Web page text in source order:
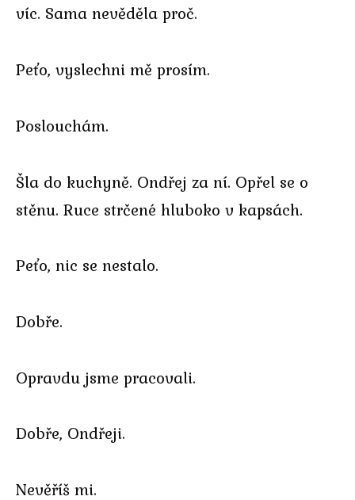
víc. Sama nevěděla proč.
Peťo, vyslechni mě prosím.
Poslouchám.
Šla do kuchyně. Ondřej za ní. Opřel se o
stěnu. Ruce strčené hluboko v kapsách.
Peťo, nic se nestalo.
Dobře.
Opravdu jsme pracovali.
Dobře, Ondřeji.
Nevěříš mi.